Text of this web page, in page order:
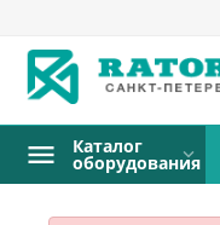
Каталог
оборудования